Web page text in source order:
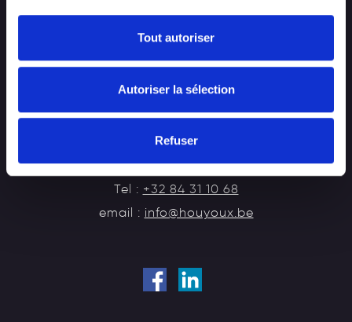
Tout autoriser
Autoriser la sélection
Refuser
Entreprise générale de construction
Chaussée de Rochefort, 29
B-6900 Marche-en-Famenne (Marloie)
BELGIQUE
Tel : +32 84 31 10 68
email : info@houyoux.be